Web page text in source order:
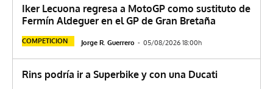
Iker Lecuona regresa a MotoGP como sustituto de
Fermín Aldeguer en el GP de Gran Bretaña
COMPETICION Jorge R. Guerrero - 05/08/2026 18:00h
Rins podría ir a Superbike y con una Ducati